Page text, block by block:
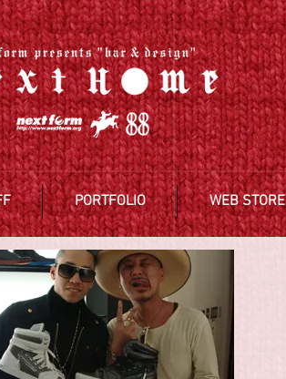
PORTFOLIO WEB STORE